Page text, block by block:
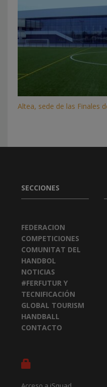
Altea, sede de las Finales
SECCIONES
FEDERACION
COMPETICIONES
COMUNITAT DEL
HANDBOL
NOTICIAS
#FERFUTUR Y
TECNIFICACIÓN
GLOBAL TOURISM
HANDBALL
CONTACTO